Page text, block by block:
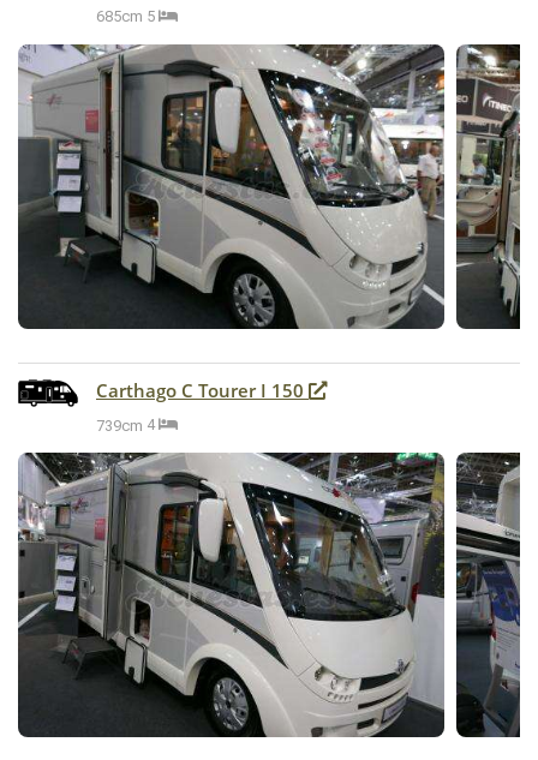
685cm 5
Carthago C Tourer I 150
739cm 4